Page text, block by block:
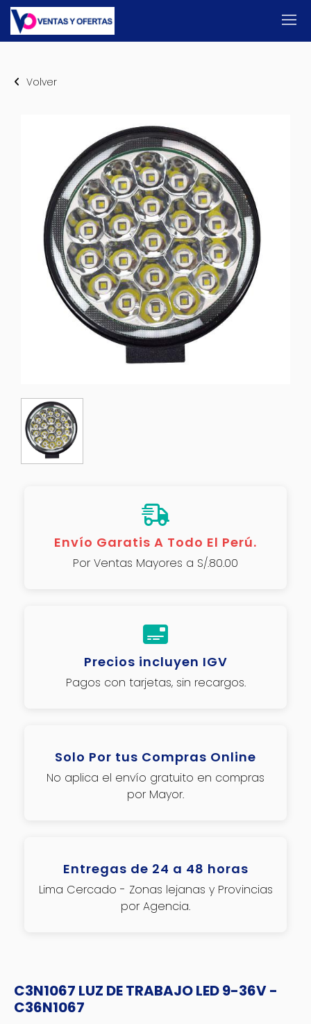
Volver
Envío Garatis A Todo El Perú.
Por Ventas Mayores a S/.80.00
Precios incluyen IGV
Pagos con tarjetas, sin recargos.
Solo Por tus Compras Online
No aplica el envío gratuito en compras
por Mayor.
Entregas de 24 a 48 horas
Lima Cercado - Zonas lejanas y Provincias
por Agencia.
C3N1067 LUZ DE TRABAJO LED 9-36V -
C36N1067